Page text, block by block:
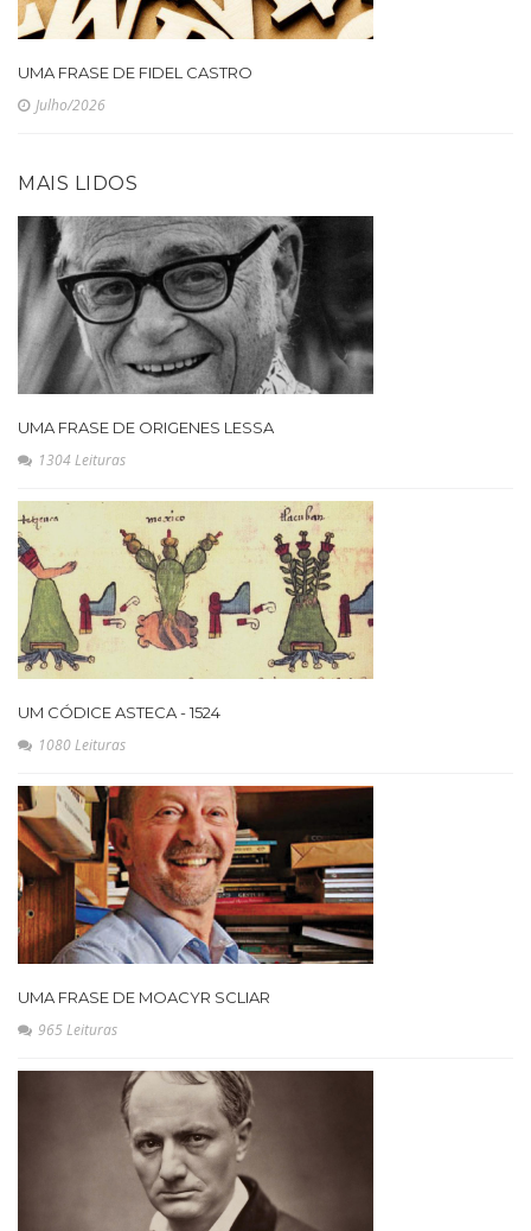
UMA FRASE DE FIDEL CASTRO
Julho/2026
MAIS LIDOS
UMA FRASE DE ORIGENES LESSA
1304 Leituras
UM CÓDICE ASTECA - 1524
1080 Leituras
UMA FRASE DE MOACYR SCLIAR
965 Leituras